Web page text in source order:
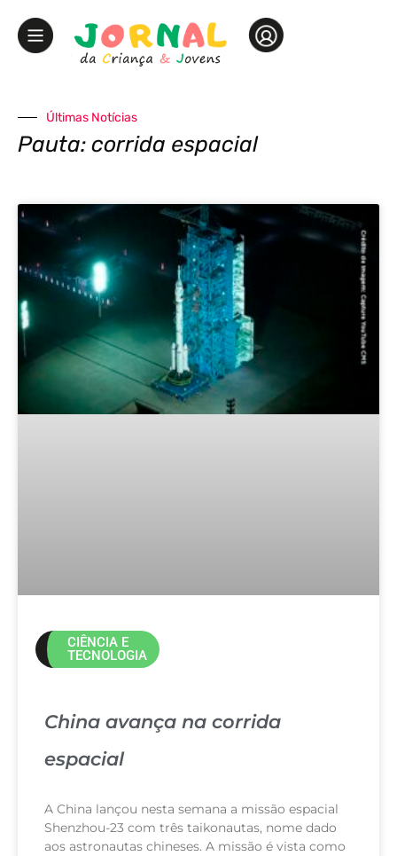
Últimas Notícias
Pauta: corrida espacial
CIÊNCIA E
TECNOLOGIA
China avança na corrida
espacial
A China lançou nesta semana a missão espacial
Shenzhou-23 com três taikonautas, nome dado
aos astronautas chineses. A missão é vista como